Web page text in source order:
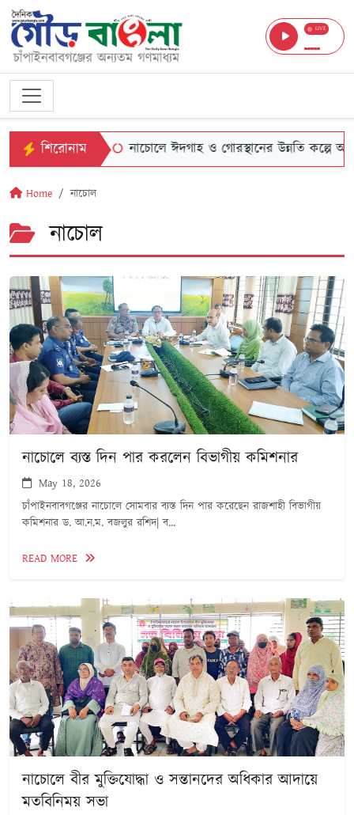
LIVE
শিরোনামনাচোলে ঈদগাহ ও গোরস্থানের উন্নতি কল্পে আলোচনা সভা
Home নাচোল
নাচোল
নাচোলে ব্যস্ত দিন পার করলেন বিভাগীয় কমিশনার
May 18, 2026
চাঁপাইনবাবগঞ্জের নাচোলে সোমবার ব্যস্ত দিন পার করেছেন রাজশাহী বিভাগীয়
কমিশনার ড. আ.ন.ম. বজলুর রশিদ| ব...
READ MORE
নাচোলে বীর মুক্তিযোদ্ধা ও সন্তানদের অধিকার আদায়ে
মতবিনিময় সভা